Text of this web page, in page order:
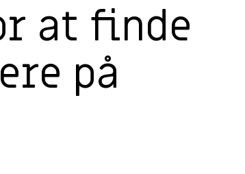
Backup
Disaster Recovery
at finde
på